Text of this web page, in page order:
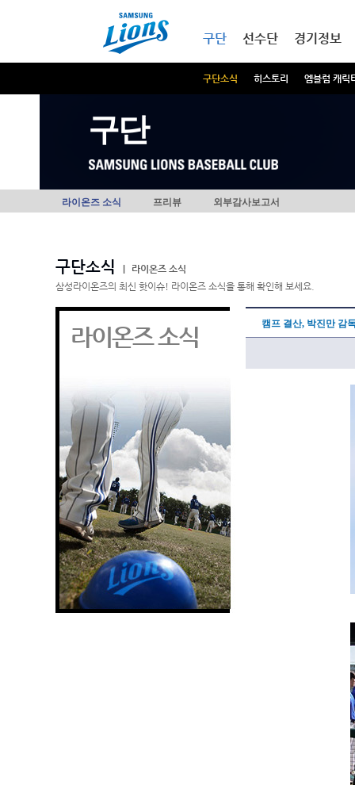
구단
구단소식 히스토리 엠블럼 캐릭
선수단 경기정보
구단
라이온즈 소식 프리뷰 외부감사보고서
구단소식
라이온즈 소식
삼성라이온즈의 최신 핫이슈! 라이온즈 소식을 통해 확인해 보세요.
라이온즈 소식 캠프 결산, 박진만 감